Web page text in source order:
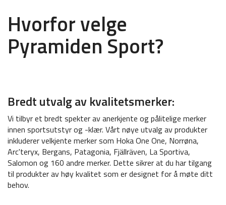
Hvorfor velge
Pyramiden Sport?
Bredt utvalg av kvalitetsmerker:
Vi tilbyr et bredt spekter av anerkjente og pålitelige merker
innen sportsutstyr og -klær. Vårt nøye utvalg av produkter
inkluderer velkjente merker som Hoka One One, Norrøna,
Arc'teryx, Bergans, Patagonia, Fjällräven, La Sportiva,
Salomon og 160 andre merker. Dette sikrer at du har tilgang
til produkter av høy kvalitet som er designet for å møte ditt
behov.